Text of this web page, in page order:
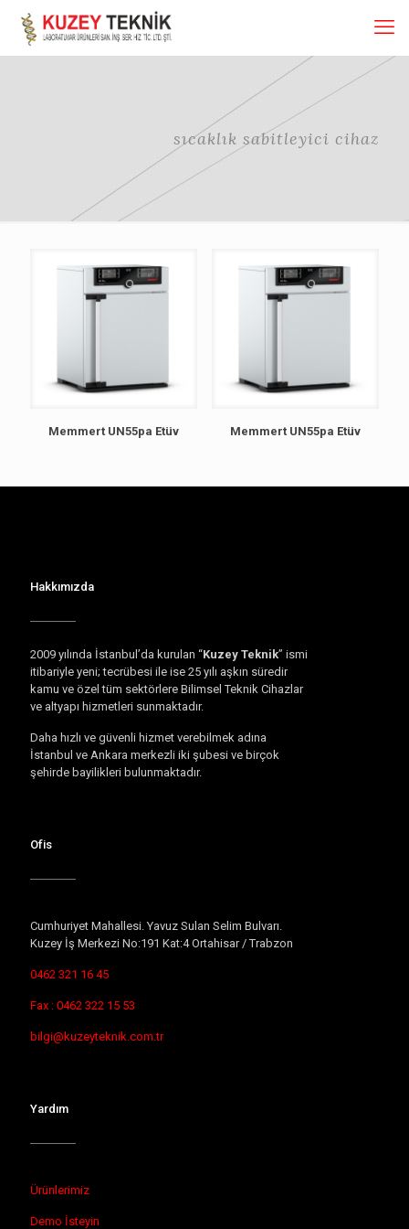
sıcaklık sabitleyici cihaz
Memmert UN55pa Etüv Memmert UN55pa Etüv
Hakkımızda
2009 yılında İstanbul’da kurulan “Kuzey Teknik” ismi
itibariyle yeni; tecrübesi ile ise 25 yılı aşkın süredir
kamu ve özel tüm sektörlere Bilimsel Teknik Cihazlar
ve altyapı hizmetleri sunmaktadır.
Daha hızlı ve güvenli hizmet verebilmek adına
İstanbul ve Ankara merkezli iki şubesi ve birçok
şehirde bayilikleri bulunmaktadır.
Ofis
Cumhuriyet Mahallesi. Yavuz Sulan Selim Bulvarı.
Kuzey İş Merkezi No:191 Kat:4 Ortahisar / Trabzon
0462 321 16 45
Fax : 0462 322 15 53
bilgi@kuzeyteknik.com.tr
Yardım
Ürünlerimiz
Demo İsteyin